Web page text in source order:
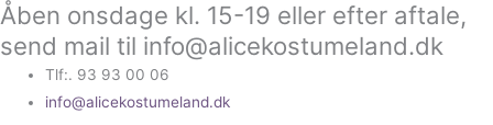
Gå
til
indholdet
Åben onsdage kl. 15-19 eller efter aftale,
send mail til info@alicekostumeland.dk
Tlf:. 93 93 00 06
info@alicekostumeland.dk